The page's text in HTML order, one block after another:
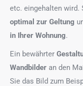
etc. eingehalten wird.
optimal zur Geltung
in Ihrer Wohnung.
Ein bewährter
Wandbilder an den
Sie das Bild zum